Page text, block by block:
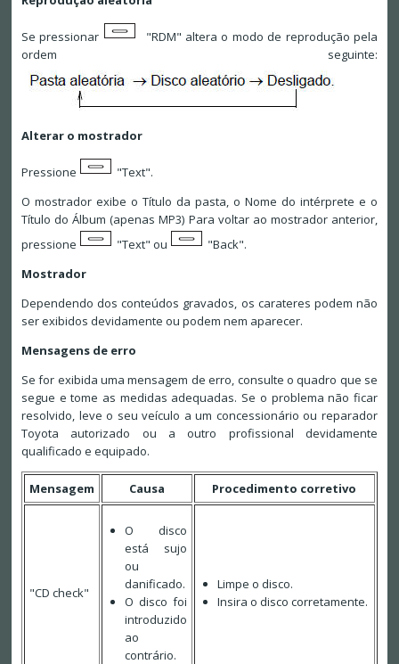
Se pressionar
"RDM" altera o modo de reprodução pela
ordem seguinte:
Alterar o mostrador
Pressione
"Text".
O mostrador exibe o Título da pasta, o Nome do intérprete e o
Título do Álbum (apenas MP3) Para voltar ao mostrador anterior,
pressione
"Text" ou
"Back".
Mostrador
Dependendo dos conteúdos gravados, os carateres podem não
ser exibidos devidamente ou podem nem aparecer.
Mensagens de erro
Se for exibida uma mensagem de erro, consulte o quadro que se
segue e tome as medidas adequadas. Se o problema não ficar
resolvido, leve o seu veículo a um concessionário ou reparador
Toyota autorizado ou a outro profissional devidamente
qualificado e equipado.
Mensagem Causa Procedimento corretivo
"CD check"
O disco
está sujo
ou
danificado.
O disco foi
introduzido
ao
contrário.
Limpe o disco.
Insira o disco corretamente.